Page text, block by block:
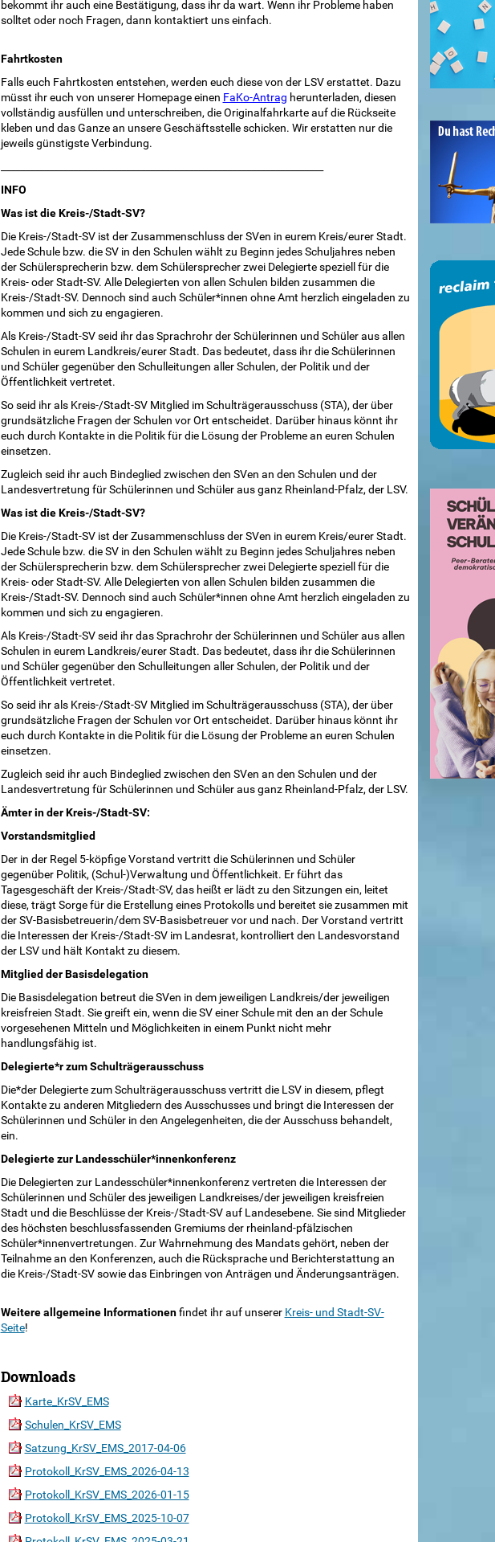
bekommt ihr auch eine Bestätigung, dass ihr da wart. Wenn ihr Probleme haben
solltet oder noch Fragen, dann kontaktiert uns einfach.
Fahrtkosten
Falls euch Fahrtkosten entstehen, werden euch diese von der LSV erstattet. Dazu
müsst ihr euch von unserer Homepage einen FaKo-Antrag herunterladen, diesen
vollständig ausfüllen und unterschreiben, die Originalfahrkarte auf die Rückseite
kleben und das Ganze an unsere Geschäftsstelle schicken. Wir erstatten nur die
jeweils günstigste Verbindung.
INFO
Was ist die Kreis-/Stadt-SV?
Die Kreis-/Stadt-SV ist der Zusammenschluss der SVen in eurem Kreis/eurer Stadt.
Jede Schule bzw. die SV in den Schulen wählt zu Beginn jedes Schuljahres neben
der Schülersprecherin bzw. dem Schülersprecher zwei Delegierte speziell für die
Kreis- oder Stadt-SV. Alle Delegierten von allen Schulen bilden zusammen die
Kreis-/Stadt-SV. Dennoch sind auch Schüler*innen ohne Amt herzlich eingeladen zu
kommen und sich zu engagieren.
Als Kreis-/Stadt-SV seid ihr das Sprachrohr der Schülerinnen und Schüler aus allen
Schulen in eurem Landkreis/eurer Stadt. Das bedeutet, dass ihr die Schülerinnen
und Schüler gegenüber den Schulleitungen aller Schulen, der Politik und der
Öffentlichkeit vertretet.
So seid ihr als Kreis-/Stadt-SV Mitglied im Schulträgerausschuss (STA), der über
grundsätzliche Fragen der Schulen vor Ort entscheidet. Darüber hinaus könnt ihr
euch durch Kontakte in die Politik für die Lösung der Probleme an euren Schulen
einsetzen.
Zugleich seid ihr auch Bindeglied zwischen den SVen an den Schulen und der
Landesvertretung für Schülerinnen und Schüler aus ganz Rheinland-Pfalz, der LSV.
Was ist die Kreis-/Stadt-SV?
Die Kreis-/Stadt-SV ist der Zusammenschluss der SVen in eurem Kreis/eurer Stadt.
Jede Schule bzw. die SV in den Schulen wählt zu Beginn jedes Schuljahres neben
der Schülersprecherin bzw. dem Schülersprecher zwei Delegierte speziell für die
Kreis- oder Stadt-SV. Alle Delegierten von allen Schulen bilden zusammen die
Kreis-/Stadt-SV. Dennoch sind auch Schüler*innen ohne Amt herzlich eingeladen zu
kommen und sich zu engagieren.
Als Kreis-/Stadt-SV seid ihr das Sprachrohr der Schülerinnen und Schüler aus allen
Schulen in eurem Landkreis/eurer Stadt. Das bedeutet, dass ihr die Schülerinnen
und Schüler gegenüber den Schulleitungen aller Schulen, der Politik und der
Öffentlichkeit vertretet.
So seid ihr als Kreis-/Stadt-SV Mitglied im Schulträgerausschuss (STA), der über
grundsätzliche Fragen der Schulen vor Ort entscheidet. Darüber hinaus könnt ihr
euch durch Kontakte in die Politik für die Lösung der Probleme an euren Schulen
einsetzen.
Zugleich seid ihr auch Bindeglied zwischen den SVen an den Schulen und der
Landesvertretung für Schülerinnen und Schüler aus ganz Rheinland-Pfalz, der LSV.
Ämter in der Kreis-/Stadt-SV:
Vorstandsmitglied
Der in der Regel 5-köpfige Vorstand vertritt die Schülerinnen und Schüler
gegenüber Politik, (Schul-)Verwaltung und Öffentlichkeit. Er führt das
Tagesgeschäft der Kreis-/Stadt-SV, das heißt er lädt zu den Sitzungen ein, leitet
diese, trägt Sorge für die Erstellung eines Protokolls und bereitet sie zusammen mit
der SV-Basisbetreuerin/dem SV-Basisbetreuer vor und nach. Der Vorstand vertritt
die Interessen der Kreis-/Stadt-SV im Landesrat, kontrolliert den Landesvorstand
der LSV und hält Kontakt zu diesem.
Mitglied der Basisdelegation
Die Basisdelegation betreut die SVen in dem jeweiligen Landkreis/der jeweiligen
kreisfreien Stadt. Sie greift ein, wenn die SV einer Schule mit den an der Schule
vorgesehenen Mitteln und Möglichkeiten in einem Punkt nicht mehr
handlungsfähig ist.
Delegierte*r zum Schulträgerausschuss
Die*der Delegierte zum Schulträgerausschuss vertritt die LSV in diesem, pflegt
Kontakte zu anderen Mitgliedern des Ausschusses und bringt die Interessen der
Schülerinnen und Schüler in den Angelegenheiten, die der Ausschuss behandelt,
ein.
Delegierte zur Landesschüler*innenkonferenz
Die Delegierten zur Landesschüler*innenkonferenz vertreten die Interessen der
Schülerinnen und Schüler des jeweiligen Landkreises/der jeweiligen kreisfreien
Stadt und die Beschlüsse der Kreis-/Stadt-SV auf Landesebene. Sie sind Mitglieder
des höchsten beschlussfassenden Gremiums der rheinland-pfälzischen
Schüler*innenvertretungen. Zur Wahrnehmung des Mandats gehört, neben der
Teilnahme an den Konferenzen, auch die Rücksprache und Berichterstattung an
die Kreis-/Stadt-SV sowie das Einbringen von Anträgen und Änderungsanträgen.
Weitere allgemeine Informationenfindet ihr auf unserer Kreis- und Stadt-SV-
Seite!
Downloads
Karte_KrSV_EMS
Schulen_KrSV_EMS
Satzung_KrSV_EMS_2017-04-06
Protokoll_KrSV_EMS_2026-04-13
Protokoll_KrSV_EMS_2026-01-15
Protokoll_KrSV_EMS_2025-10-07